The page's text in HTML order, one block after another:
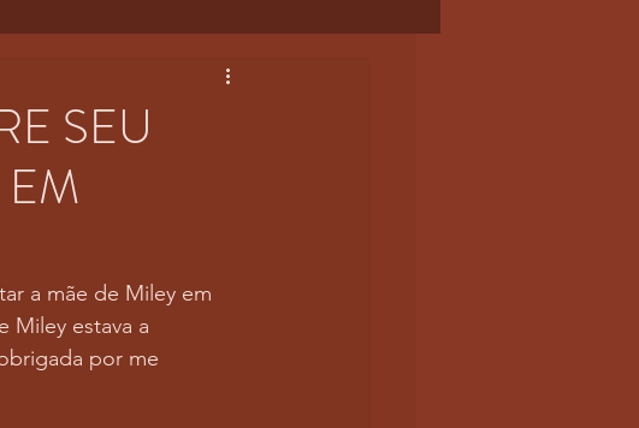
SEU
a mãe de Miley em
Miley estava a
por me